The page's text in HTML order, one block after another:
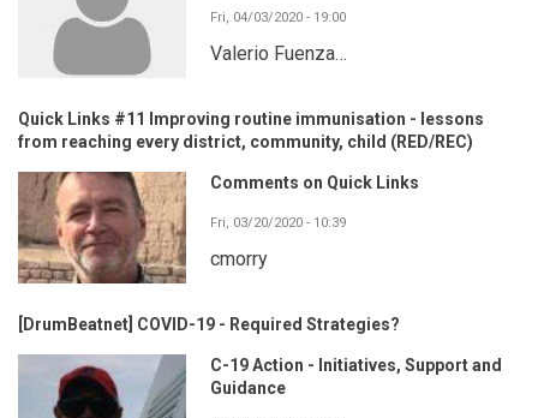
Fri, 04/03/2020 - 19:00
Valerio Fuenza…
Quick Links #11 Improving routine immunisation - lessons
from reaching every district, community, child (RED/REC)
Comments on Quick Links
Fri, 03/20/2020 - 10:39
cmorry
[DrumBeatnet] COVID-19 - Required Strategies?
C-19 Action - Initiatives, Support and
Guidance